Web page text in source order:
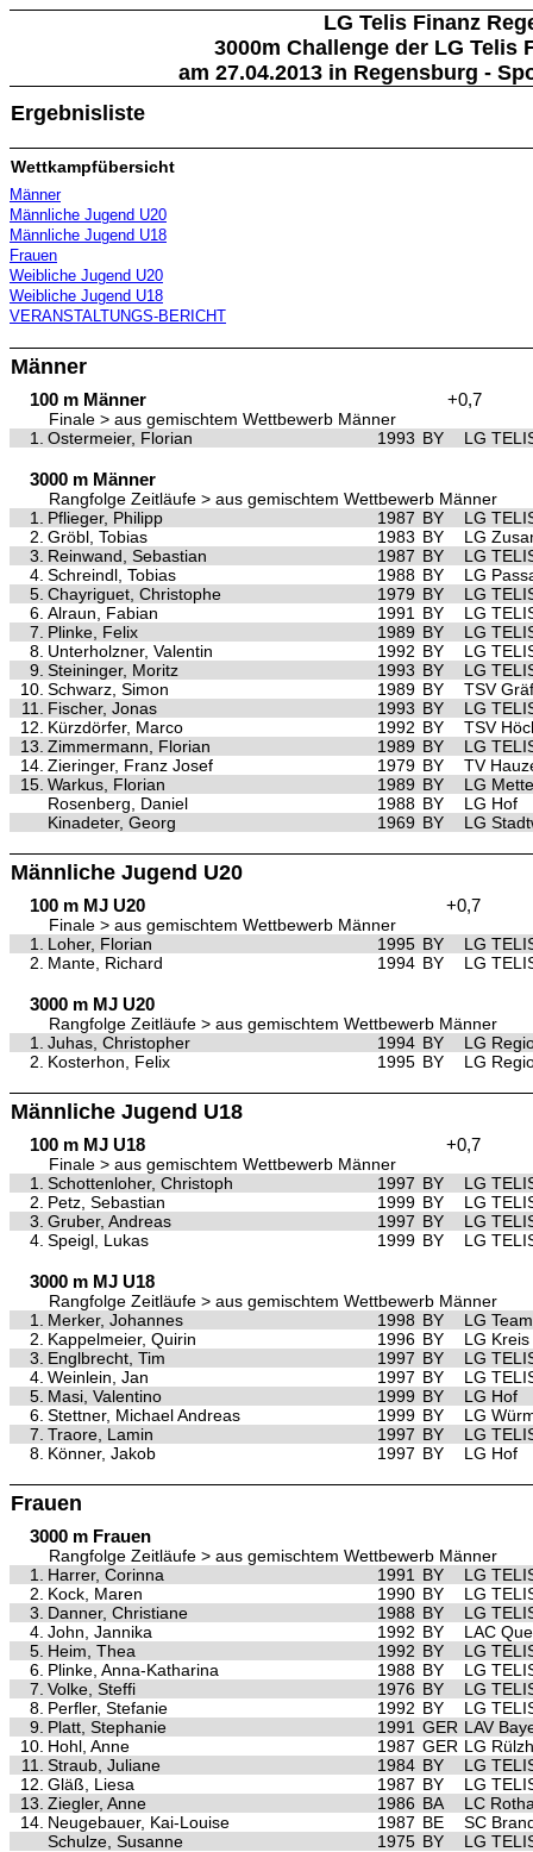
LG Telis Finanz
3000m Challenge der LG Telis
am 27.04.2013 in Regensburg -
Ergebnisliste
Wettkampfübersicht
Männer
Männliche Jugend U20
Männliche Jugend U18
Frauen
Weibliche Jugend U20
Weibliche Jugend U18
VERANSTALTUNGS-BERICHT
Männer
100 m Männer +0,7
Finale > aus gemischtem Wettbewerb Männer
1.
Ostermeier, Florian 1993 BY LG
3000 m Männer
Rangfolge Zeitläufe > aus gemischtem Wettbewerb Männer
1.
Pflieger, Philipp 1987 BY
LG
2. Gröbl, Tobias 1983 BY
LG
3. Reinwand, Sebastian 1987 BY
LG
4. Schreindl, Tobias 1988 BY
LG
5. Chayriguet, Christophe 1979 BY
LG
6. Alraun, Fabian 1991 BY
LG
7. Plinke, Felix 1989 BY
LG
8. Unterholzner, Valentin 1992 BY
LG
9. Steininger, Moritz 1993 BY
LG
10. Schwarz, Simon 1989 BY
TSV
11.
Fischer, Jonas 1993 BY
LG
12. Kürzdörfer, Marco 1992 BY
TSV
13. Zimmermann, Florian 1989 BY
LG
14. Zieringer, Franz Josef 1979 BY
TV
15. Warkus, Florian 1989 BY
LG
Rosenberg, Daniel
1988 BY
LG Hof
Kinadeter, Georg
1969 BY LG
Männliche Jugend U20
100 m MJ U20 +0,7
Finale > aus gemischtem Wettbewerb Männer
1.
Loher, Florian 1995 BY
LG
2. Mante, Richard 1994 BY LG
3000 m MJ U20
Rangfolge Zeitläufe > aus gemischtem Wettbewerb Männer
1.
Juhas, Christopher 1994 BY
LG
2. Kosterhon, Felix 1995 BY LG
Männliche Jugend U18
100 m MJ U18 +0,7
Finale > aus gemischtem Wettbewerb Männer
1.
Schottenloher, Christoph 1997 BY
LG
2. Petz, Sebastian 1999 BY
LG
3. Gruber, Andreas 1997 BY
LG
4. Speigl, Lukas 1999 BY LG
3000 m MJ U18
Rangfolge Zeitläufe > aus gemischtem Wettbewerb Männer
1.
Merker, Johannes 1998 BY
LG
2. Kappelmeier, Quirin 1996 BY
LG
3. Englbrecht, Tim 1997 BY
LG
4. Weinlein, Jan 1997 BY
LG
5. Masi, Valentino 1999 BY
LG Hof
6. Stettner, Michael Andreas 1999 BY
LG
7. Traore, Lamin 1997 BY
LG
8. Könner, Jakob 1997 BY LG Hof
Frauen
3000 m Frauen
Rangfolge Zeitläufe > aus gemischtem Wettbewerb Männer
1.
Harrer, Corinna 1991 BY
LG
2. Kock, Maren 1990 BY
LG
3. Danner, Christiane 1988 BY
LG
4. John, Jannika 1992 BY
LAC
5. Heim, Thea 1992 BY
LG
6. Plinke, Anna-Katharina 1988 BY
LG
7. Volke, Steffi 1976 BY
LG
8. Perfler, Stefanie 1992 BY
LG
9. Platt, Stephanie 1991 GER LAV
10. Hohl, Anne 1987 GER LG
11.
Straub, Juliane 1984 BY
LG
12. Gläß, Liesa 1987 BY
LG
13. Ziegler, Anne 1986 BA
LC
14. Neugebauer, Kai-Louise 1987 BE
SC
Schulze, Susanne
1975 BY LG